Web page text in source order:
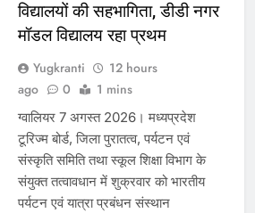
विद्यालयों की सहभागिता, डीडी नगर
मॉडल विद्यालय रहा प्रथम
Yugkranti
12 hours
ago
0 1 mins
ग्वालियर 7 अगस्त 2026। मध्यप्रदेश
टूरिज्म बोर्ड, जिला पुरातत्व, पर्यटन एवं
संस्कृति समिति तथा स्कूल शिक्षा विभाग के
संयुक्त तत्वावधान में शुक्रवार को भारतीय
पर्यटन एवं यात्रा प्रबंधन संस्थान